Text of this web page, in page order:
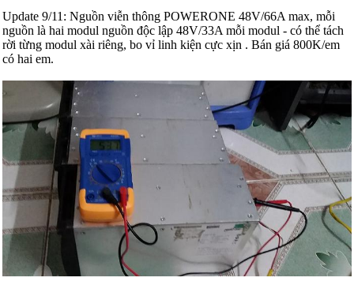
Update 9/11: Nguồn viễn thông POWERONE 48V/66A max, mỗi
nguồn là hai modul nguồn độc lập 48V/33A mỗi modul - có thể tách
rời từng modul xài riêng, bo vỉ linh kiện cực xịn . Bán giá 800K/em
có hai em.